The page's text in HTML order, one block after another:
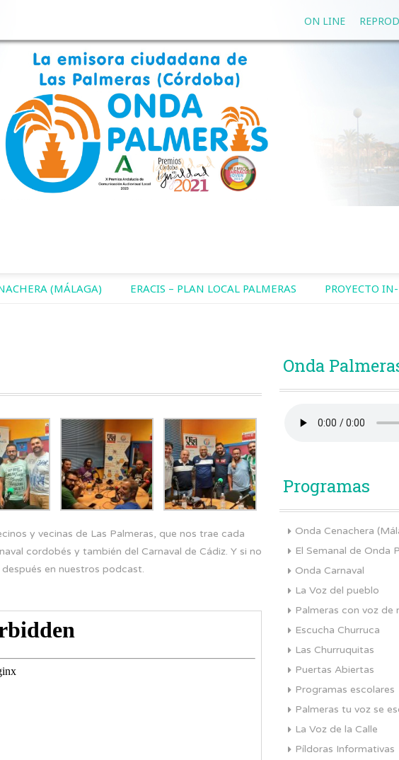
ON LINE
(MÁLAGA) ERACIS – PLAN LOCAL PALMERAS PROYECTO
y vecinas de Las Palmeras, que nos trae cada
cordobés y también del Carnaval de Cádiz. Y si no
en nuestros podcast.
Onda
Programas
Onda Cenachera
El Semanal de Onda
Onda Carnaval
La Voz del pueblo
Palmeras con voz de
Escucha Churruca
Las Churruquitas
Puertas Abiertas
Programas escolares
Palmeras tu voz se
La Voz de la Calle
Píldoras Informativas